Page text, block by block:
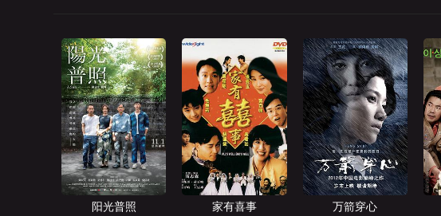
阳光普照 家有喜事 万箭穿心